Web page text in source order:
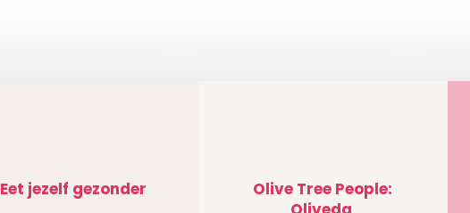
Eet jezelf gezonder
Olive Tree People: